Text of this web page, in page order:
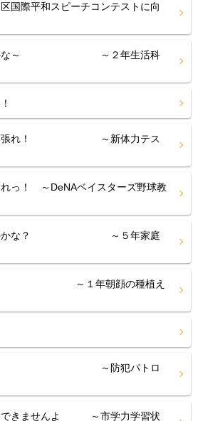
平和スピーチコンテストに向
たかな～ ～２年生活科
！
で頑張れ！ ～新体力テス
れっ！ ～DeNAベイスターズ野球教
いのかな？ ～５年家庭
れ♪ ～１年朝顔の種植え
すね！ ～防犯パトロ
できませんよ ～市学力学習状